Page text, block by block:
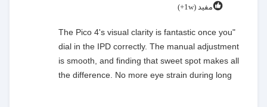
مفید (1w+)
"The Pico 4's visual clarity is fantastic once you
dial in the IPD correctly. The manual adjustment
is smooth, and finding that sweet spot makes all
the difference. No more eye strain during long